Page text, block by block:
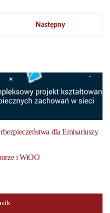
Następny
dla Emisariuszy
i WiOO